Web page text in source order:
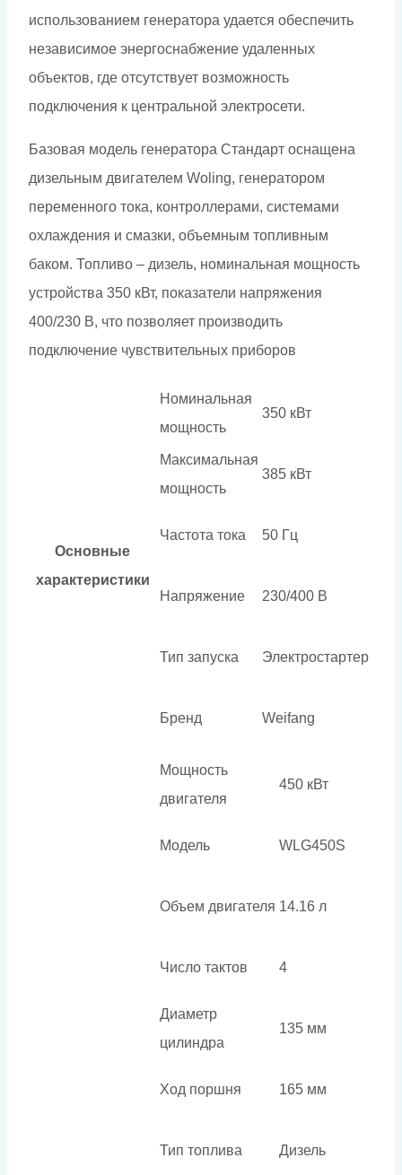
использованием генератора удается обеспечить
независимое энергоснабжение удаленных
объектов, где отсутствует возможность
подключения к центральной электросети.
Базовая модель генератора Стандарт оснащена
дизельным двигателем Woling, генератором
переменного тока, контроллерами, системами
охлаждения и смазки, объемным топливным
баком. Топливо – дизель, номинальная мощность
устройства 350 кВт, показатели напряжения
400/230 В, что позволяет производить
подключение чувствительных приборов
Основные
характеристики
Номинальная
мощность
350 кВт
Максимальная
мощность
385 кВт
Частота тока 50 Гц
Напряжение 230/400 В
Тип запуска Электростартер
Бренд Weifang
Мощность
двигателя
450 кВт
Модель WLG450S
Объем двигателя 14.16 л
Число тактов 4
Диаметр
цилиндра
135 мм
Ход поршня 165 мм
Тип топлива Дизель